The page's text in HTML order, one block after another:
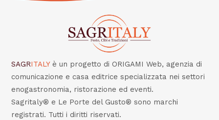
SAGRITALY è un progetto di ORIGAMI Web, agenzia di
comunicazione e casa editrice specializzata nei settori
enogastronomia, ristorazione ed eventi.
Sagritaly® e Le Porte del Gusto® sono marchi
registrati. Tutti i diritti riservati.